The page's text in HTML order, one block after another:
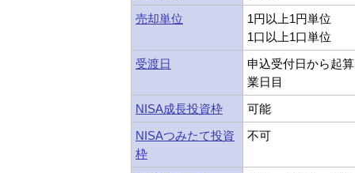
売却単位
1円以上1円単位
1口以上1口単位
受渡日
申込受付日から起
業日目
NISA成長投資枠
可能
NISAつみたて投資
枠
不可